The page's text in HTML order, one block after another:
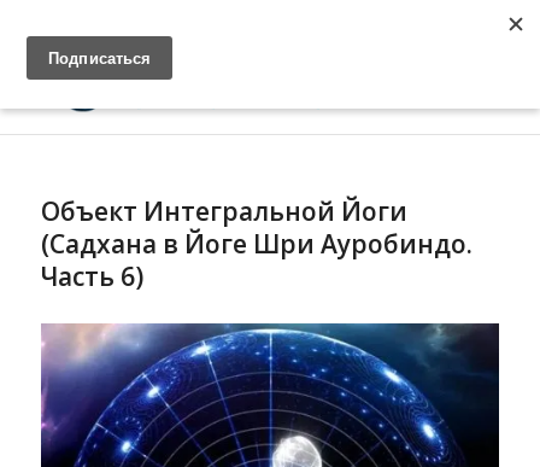
Объект Интегральной Йоги
(Садхана в Йоге Шри Ауробиндо.
Часть 6)